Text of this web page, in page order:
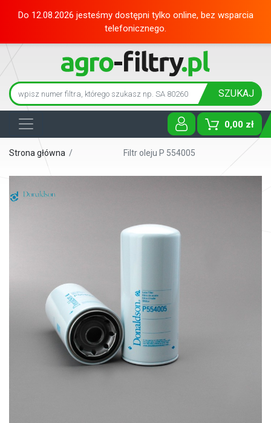
Do 12.08.2026 jesteśmy dostępni tylko online, bez wsparcia
telefonicznego.
SZUKAJ
0,00 zł
Toggle
Strona główna / Filtr oleju P 554005